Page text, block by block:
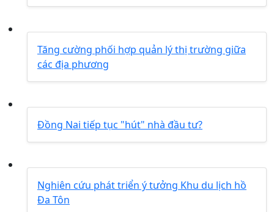
Tăng cường phối hợp quản lý thị trường giữa
các địa phương
Đồng Nai tiếp tục "hút" nhà đầu tư?
Nghiên cứu phát triển ý tưởng Khu du lịch hồ
Đa Tôn